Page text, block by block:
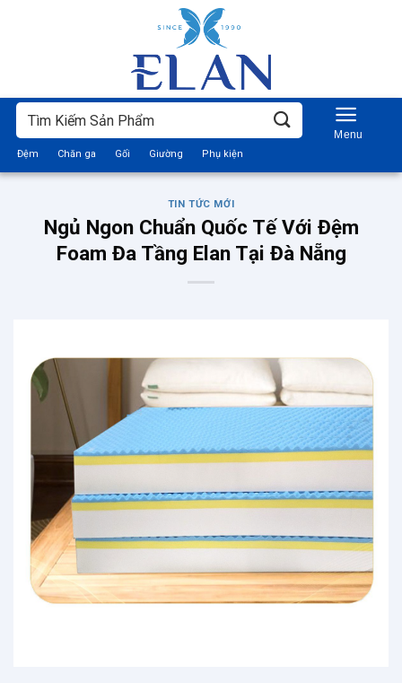
Tìm
kiếm:
Đệm Chăn ga Gối Giường Phụ kiện
TIN TỨC MỚI
Ngủ Ngon Chuẩn Quốc Tế Với Đệm
Foam Đa Tầng Elan Tại Đà Nẵng